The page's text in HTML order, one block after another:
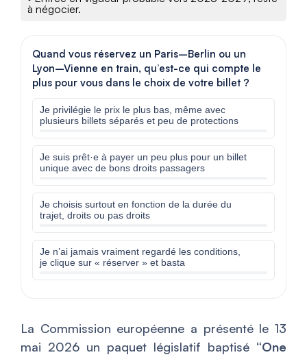
à négocier.
Quand vous réservez un Paris–Berlin ou un
Lyon–Vienne en train, qu’est-ce qui compte le
plus pour vous dans le choix de votre billet ?
Je privilégie le prix le plus bas, même avec
plusieurs billets séparés et peu de protections
Je suis prêt·e à payer un peu plus pour un billet
unique avec de bons droits passagers
Je choisis surtout en fonction de la durée du
trajet, droits ou pas droits
Je n’ai jamais vraiment regardé les conditions,
je clique sur « réserver » et basta
La Commission européenne a présenté le 13
mai 2026 un paquet législatif baptisé “One